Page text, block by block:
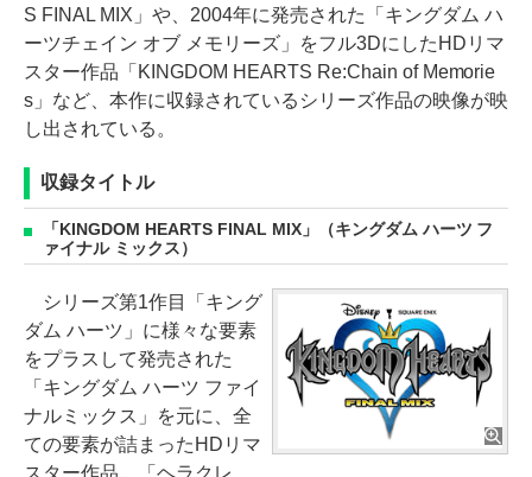
S FINAL MIX」や、2004年に発売された「キングダム ハ
ーツチェイン オブ メモリーズ」をフル3DにしたHDリマ
スター作品「KINGDOM HEARTS Re:Chain of Memorie
s」など、本作に収録されているシリーズ作品の映像が映
し出されている。
収録タイトル
「KINGDOM HEARTS FINAL MIX」（キングダム ハーツ フ
ァイナル ミックス）
シリーズ第1作目「キング
ダム ハーツ」に様々な要素
をプラスして発売された
「キングダム ハーツ ファイ
ナルミックス」を元に、全
ての要素が詰まったHDリマ